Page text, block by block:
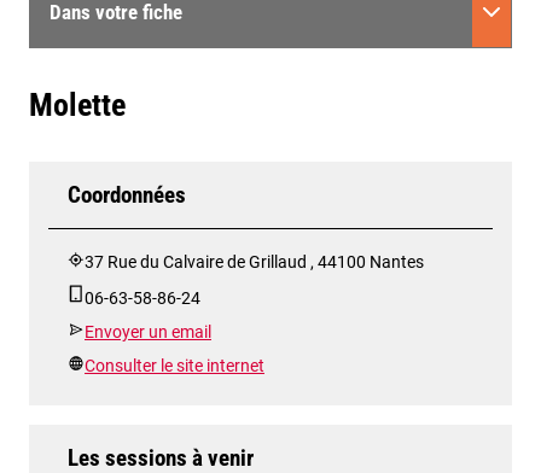
Dans votre fiche
Molette
Coordonnées
37 Rue du Calvaire de Grillaud , 44100 Nantes
06-63-58-86-24
Envoyer un email
Consulter le site internet
Les sessions à venir